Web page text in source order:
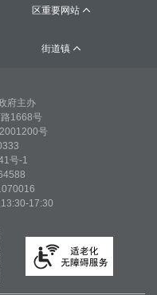
区重要网站 
街道镇 
府主办
1668号
号
号-1
17:30